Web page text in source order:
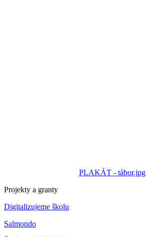
PLAKÁT - tábor.jpg
Projekty a granty
Digitalizujeme školu
Salmondo